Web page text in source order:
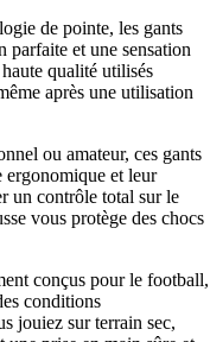
de pointe, les gants
et une sensation
qualité utilisés
après une utilisation
ou amateur, ces gants
ergonomique et leur
un contrôle total sur le
vous protège des chocs
conçus pour le football,
conditions
jouiez sur terrain sec,